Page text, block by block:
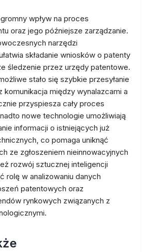
wpływ na proces
oraz jego późniejsze zarządzanie.
narzędzi
składanie wniosków o patenty
śledzenie przez urzędy patentowe.
stało się szybkie przesyłanie
komunikacja między wynalazcami a
przyspiesza cały proces
nowe technologie umożliwiają
informacji o istniejących już
co pomaga uniknąć
ze zgłoszeniem nieinnowacyjnych
rozwój sztucznej inteligencji
rolę w analizowaniu danych
patentowych oraz
rynkowych związanych z